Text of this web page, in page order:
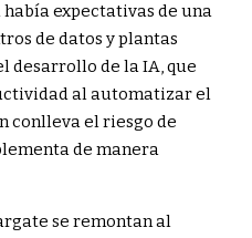
expectativas de una
de datos y plantas
desarrollo de la IA, que
al automatizar el
conlleva el riesgo de
de manera
se remontan al